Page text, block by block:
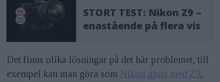
STORT TEST: Nikon Z9 –
enastående på flera vis
Det finns olika lösningar på det här problemet, till
exempel kan man göra som Nikon gjort med Z9,